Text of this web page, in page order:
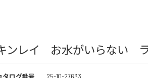
ンレイ お水がいらない